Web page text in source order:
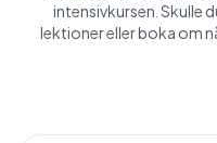
intensivkursen. Skulle
lektioner eller boka om